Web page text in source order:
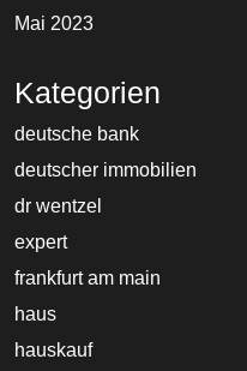
Mai 2023
Kategorien
deutsche bank
deutscher immobilien
dr wentzel
expert
frankfurt am main
haus
hauskauf